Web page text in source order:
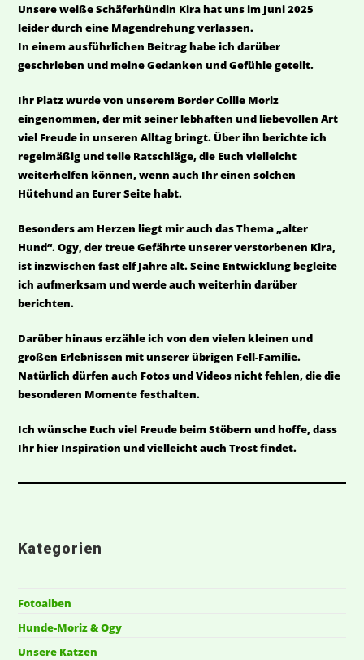
Unsere weiße Schäferhündin Kira hat uns im Juni 2025
leider durch eine Magendrehung verlassen.
In einem ausführlichen Beitrag habe ich darüber
geschrieben und meine Gedanken und Gefühle geteilt.
Ihr Platz wurde von unserem Border Collie Moriz
eingenommen, der mit seiner lebhaften und liebevollen Art
viel Freude in unseren Alltag bringt. Über ihn berichte ich
regelmäßig und teile Ratschläge, die Euch vielleicht
weiterhelfen können, wenn auch Ihr einen solchen
Hütehund an Eurer Seite habt.
Besonders am Herzen liegt mir auch das Thema „alter
Hund“. Ogy, der treue Gefährte unserer verstorbenen Kira,
ist inzwischen fast elf Jahre alt. Seine Entwicklung begleite
ich aufmerksam und werde auch weiterhin darüber
berichten.
Darüber hinaus erzähle ich von den vielen kleinen und
großen Erlebnissen mit unserer übrigen Fell-Familie.
Natürlich dürfen auch Fotos und Videos nicht fehlen, die die
besonderen Momente festhalten.
Ich wünsche Euch viel Freude beim Stöbern und hoffe, dass
Ihr hier Inspiration und vielleicht auch Trost findet.
Kategorien
Fotoalben
Hunde-Moriz & Ogy
Unsere Katzen